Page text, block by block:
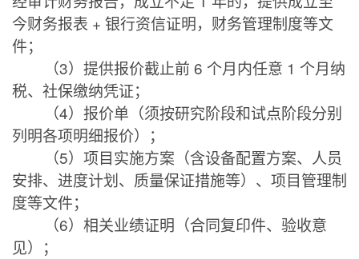
今财务报表 + 银行资信证明，财务管理制度等文
件；
（3）提供报价截止前 6 个月内任意 1 个月纳
税、社保缴纳凭证；
（4）报价单（须按研究阶段和试点阶段分别
列明各项明细报价）；
（5）项目实施方案（含设备配置方案、人员
安排、进度计划、质量保证措施等）、项目管理制
度等文件；
（6）相关业绩证明（合同复印件、验收意
见）；